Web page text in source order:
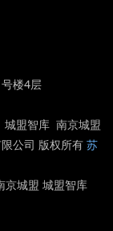
楼4层
盟智库 南京城盟
公司 版权所有 苏
京城盟 城盟智库